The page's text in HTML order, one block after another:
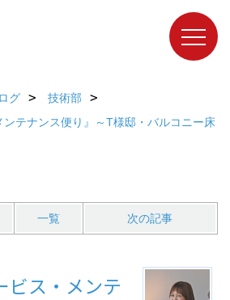
グ
技術部
ンテナンス便り』～T様邸・バルコニー床
一覧 次の記事
ビス・メンテ